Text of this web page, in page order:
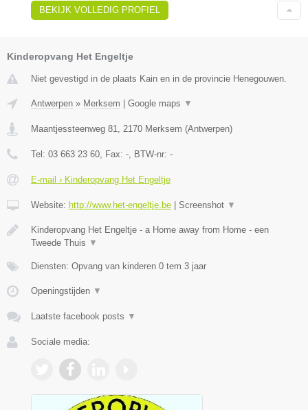
BEKIJK VOLLEDIG PROFIEL
Kinderopvang Het Engeltje
Niet gevestigd in de plaats Kain en in de provincie Henegouwen.
Antwerpen » Merksem | Google maps ▼
Maantjessteenweg 81 2170 Merksem (Antwerpen)
Tel: 03 663 23 60 , Fax: - , BTW-nr: -
E-mail › Kinderopvang Het Engeltje
Website: http://www.het-engeltje.be | Screenshot ▼
Kinderopvang Het Engeltje - a Home away from Home - een
Tweede Thuis ▼
Diensten: Opvang van kinderen 0 tem 3 jaar
Openingstijden ▼
Laatste facebook posts ▼
Sociale media: